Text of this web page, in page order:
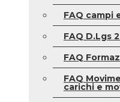
FAQ campi
FAQ D.Lgs
FAQ
FAQ
carichi e